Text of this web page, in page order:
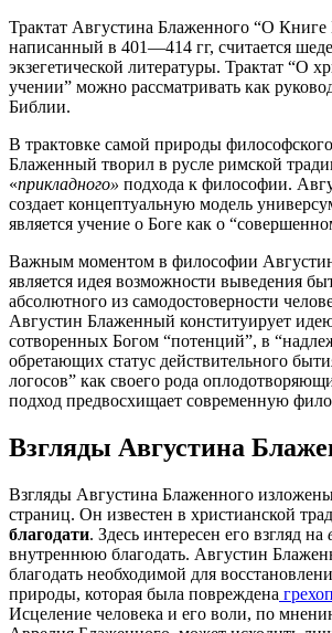
Трактат Августина Блаженного “О Книге
написанный в 401—414 гг, считается
экзегетической литературы. Трактат “О
учении” можно рассматривать как
Библии.
В трактовке самой природы
Блаженный творил в русле римской
«прикладного» подхода к философии.
создает концептуальную модель
является учение о Боге как о
Важным моментом в философии
является идея возможности выведения
абсолютного из самодостоверности
Августин Блаженный конституирует
сотворенных Богом “потенций”, в
обретающих статус действительного
логосов” как своего рода
подход предвосхищает современную
Взгляды Августина
Взгляды Августина Блаженного
страниц. Он известен в христианской
благодати. Здесь интересен его взгляд на
внутреннюю благодать. Августин
благодать необходимой для
природы, которая была повреждена
Исцеление человека и его воли, по